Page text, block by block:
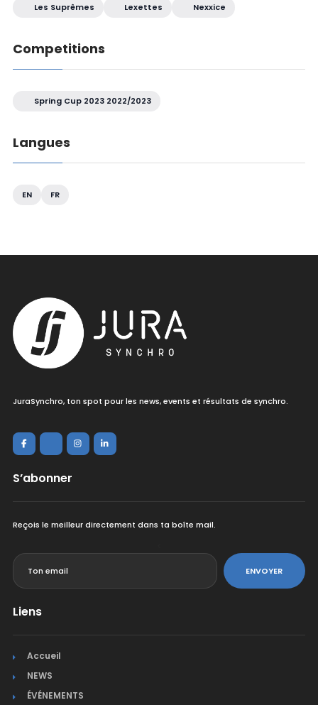
Les Suprêmes Lexettes Nexxice
Competitions
Spring Cup 2023 2022/2023
Langues
EN FR
JuraSynchro, ton spot pour les news, events et résultats de synchro.
S’abonner
Reçois le meilleur directement dans ta boîte mail.
ENVOYER
Liens
Accueil
NEWS
ÉVÉNEMENTS